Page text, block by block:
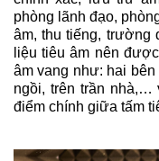
phòng lãnh đạo,
âm, thu tiếng, trường
liệu tiêu âm nên
âm vang như: hai
ngồi, trên trần nhà,…
điểm chính giữa tấm